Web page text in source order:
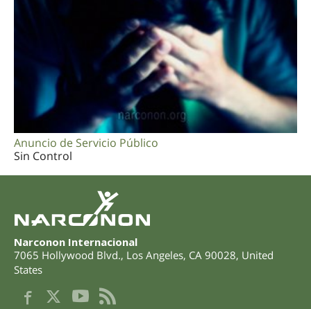
Anuncio de Servicio Público
Sin Control
Narconon Internacional
7065 Hollywood Blvd., Los Angeles, CA 90028, United
States